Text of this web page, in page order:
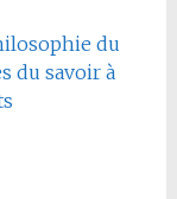
du
du savoir à